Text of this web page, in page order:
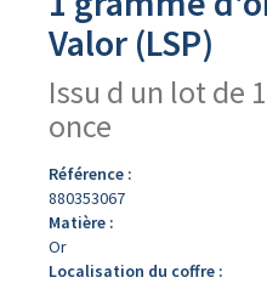
Valor (LSP)
Issu d un lot de
once
Référence :
880353067
Matière :
Or
Localisation du coffre :